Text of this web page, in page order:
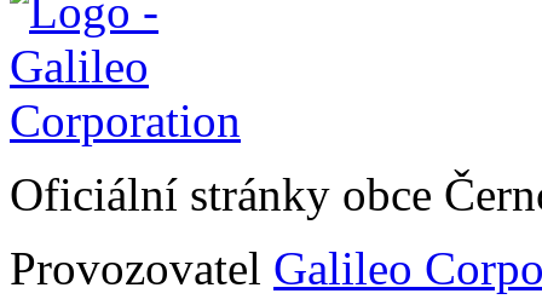
Oficiální stránky obce
Provozovatel Galileo